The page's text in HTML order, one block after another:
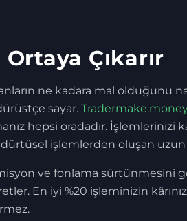
Çıkarır
ne kadara mal
sayar.
hepsi oradadır.
işlemlerden oluşan
ve fonlama sürtünmesini
En iyi %20 işleminizin